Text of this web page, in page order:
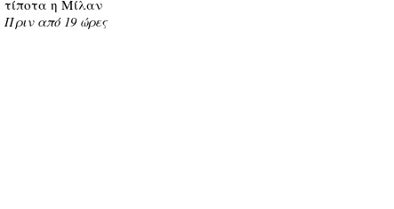
τίποτα η Μίλαν
Πριν από 19 ώρες